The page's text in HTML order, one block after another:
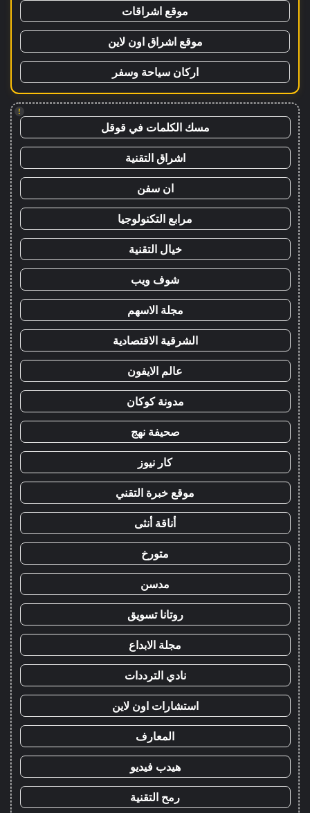
موقع اشراقات
موقع اشراق اون لاين
اركان سياحة وسفر
!
مسك الكلمات في قوقل
اشراق التقنية
ان سفن
مرابع التكنولوجيا
خيال التقنية
شوف ويب
مجلة الاسهم
الشرقية الاقتصادية
عالم الايفون
مدونة كوكان
صحيفة نهج
كار نيوز
موقع خبرة التقني
أناقة أنثى
متورخ
مدسن
روتانا تسويق
مجلة الابداع
نادي الترددات
استشارات اون لاين
المعارف
هيدب فيديو
رمح التقنية